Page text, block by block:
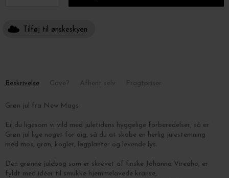
Tilføj til ønskeskyen
Beskrivelse
Grøn jul fra New Mags
Er du ligesom vi vild med juletidens hyggelige forberedelser, så er
Grøn jul lige noget for dig, så du at skabe en herlig julestemning
med mos, gran, kogler, løgplanter og levende lys.
Den grønne julebog som er skrevet af finske Johanna Vireaho, er
fyldt med idéer til smukke hjemmelavede kranse,